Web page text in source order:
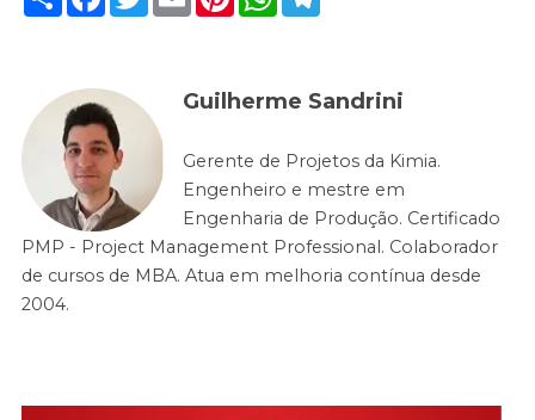
Guilherme Sandrini
Gerente de Projetos da Kimia.
Engenheiro e mestre em
Engenharia de Produção. Certificado
PMP - Project Management Professional. Colaborador
de cursos de MBA. Atua em melhoria contínua desde
2004.